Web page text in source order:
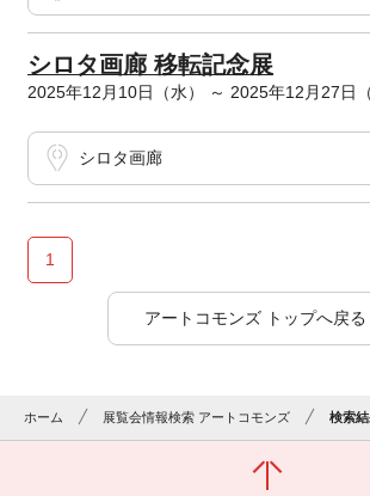
シロタ画廊 移転記念展
2025年12月10日（水） ～ 2025年12月27日（
シロタ画廊
1
アートコモンズ トップへ戻る
ホーム 展覧会情報検索 アートコモンズ 検索